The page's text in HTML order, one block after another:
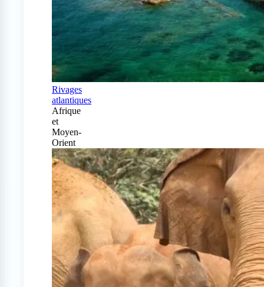
Rivages
atlantiques
Afrique
et
Moyen-
Orient